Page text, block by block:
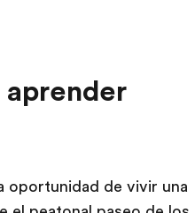
aprender
oportunidad de vivir una